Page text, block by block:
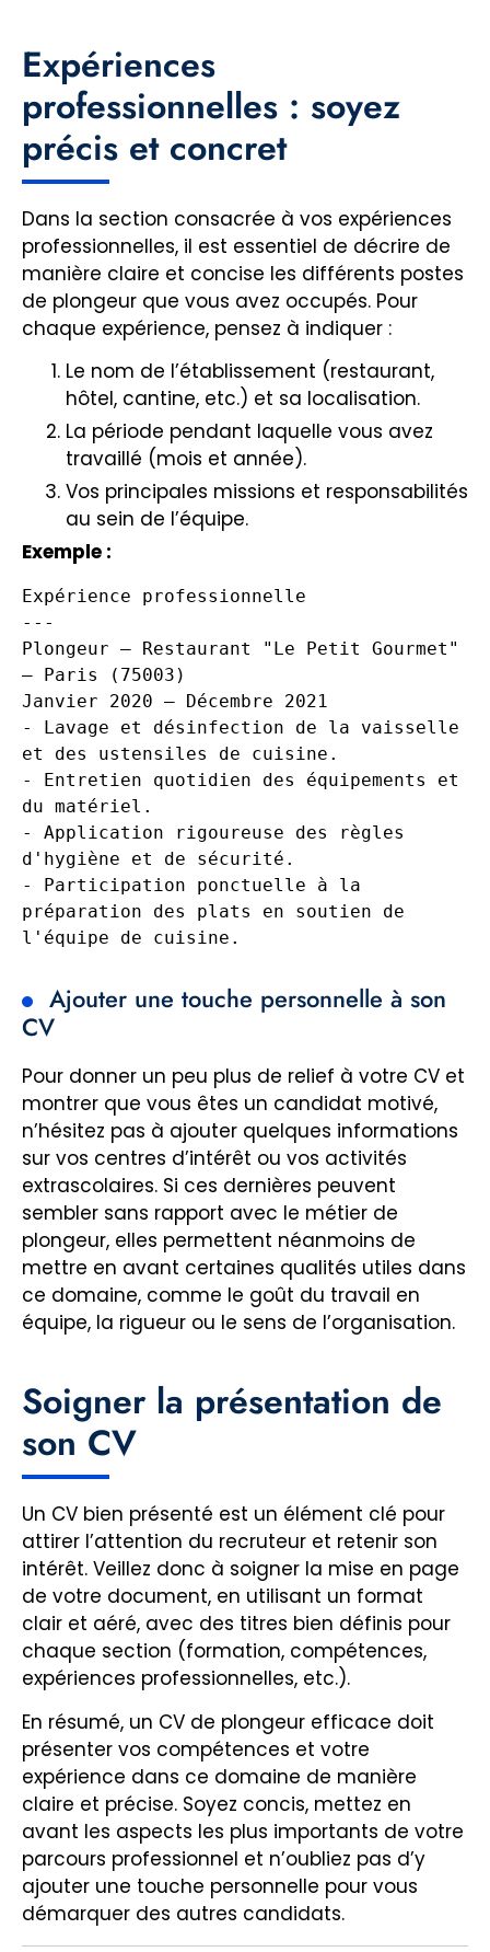
Expériences
professionnelles : soyez
précis et concret
Dans la section consacrée à vos expériences
professionnelles, il est essentiel de décrire de
manière claire et concise les différents postes
de plongeur que vous avez occupés. Pour
chaque expérience, pensez à indiquer :
Le nom de l’établissement (restaurant,
hôtel, cantine, etc.) et sa localisation.
La période pendant laquelle vous avez
travaillé (mois et année).
Vos principales missions et responsabilités
au sein de l’équipe.
Exemple :
Expérience professionnelle
---
Plongeur – Restaurant "Le Petit Gourmet"
– Paris (75003)
Janvier 2020 – Décembre 2021
- Lavage et désinfection de la vaisselle
et des ustensiles de cuisine.
- Entretien quotidien des équipements et
du matériel.
- Application rigoureuse des règles
d'hygiène et de sécurité.
- Participation ponctuelle à la
préparation des plats en soutien de
Ajouter une touche personnelle à son
CV
Pour donner un peu plus de relief à votre CV et
montrer que vous êtes un candidat motivé,
n’hésitez pas à ajouter quelques informations
sur vos centres d’intérêt ou vos activités
extrascolaires. Si ces dernières peuvent
sembler sans rapport avec le métier de
plongeur, elles permettent néanmoins de
mettre en avant certaines qualités utiles dans
ce domaine, comme le goût du travail en
équipe, la rigueur ou le sens de l’organisation.
Soigner la présentation de
son CV
Un CV bien présenté est un élément clé pour
attirer l’attention du recruteur et retenir son
intérêt. Veillez donc à soigner la mise en page
de votre document, en utilisant un format
clair et aéré, avec des titres bien définis pour
chaque section (formation, compétences,
expériences professionnelles, etc.).
En résumé, un CV de plongeur efficace doit
présenter vos compétences et votre
expérience dans ce domaine de manière
claire et précise. Soyez concis, mettez en
avant les aspects les plus importants de votre
parcours professionnel et n’oubliez pas d’y
ajouter une touche personnelle pour vous
démarquer des autres candidats.